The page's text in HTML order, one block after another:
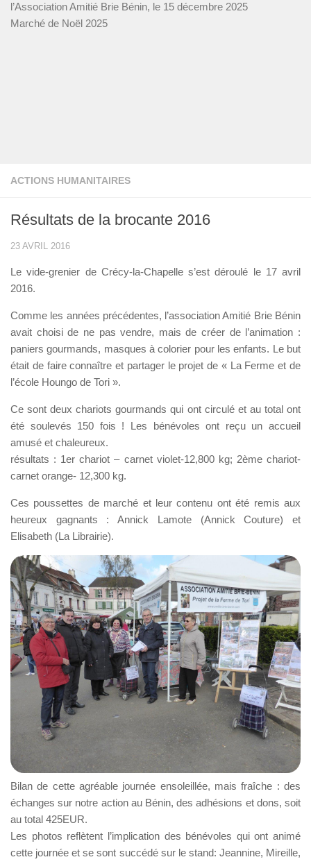
ACTIONS HUMANITAIRES
Résultats de la brocante 2016
23 AVRIL 2016
Le vide-grenier de Crécy-la-Chapelle s’est déroulé le 17 avril
2016.
Comme les années précédentes, l’association Amitié Brie Bénin
avait choisi de ne pas vendre, mais de créer de l’animation :
paniers gourmands, masques à colorier pour les enfants. Le but
était de faire connaître et partager le projet de « La Ferme et de
l’école Houngo de Tori ».
Ce sont deux chariots gourmands qui ont circulé et au total ont
été soulevés 150 fois ! Les bénévoles ont reçu un accueil
amusé et chaleureux.
résultats : 1er chariot – carnet violet-12,800 kg; 2ème chariot-
carnet orange- 12,300 kg.
Ces poussettes de marché et leur contenu ont été remis aux
heureux gagnants : Annick Lamote (Annick Couture) et
Elisabeth (La Librairie).
Bilan de cette agréable journée ensoleillée, mais fraîche : des
échanges sur notre action au Bénin, des adhésions et dons, soit
au total 425EUR.
Les photos reflètent l’implication des bénévoles qui ont animé
cette journée et se sont succédé sur le stand: Jeannine, Mireille,
l’Association Amitié Brie Bénin, le 15 décembre 2025
Marché de Noël 2025